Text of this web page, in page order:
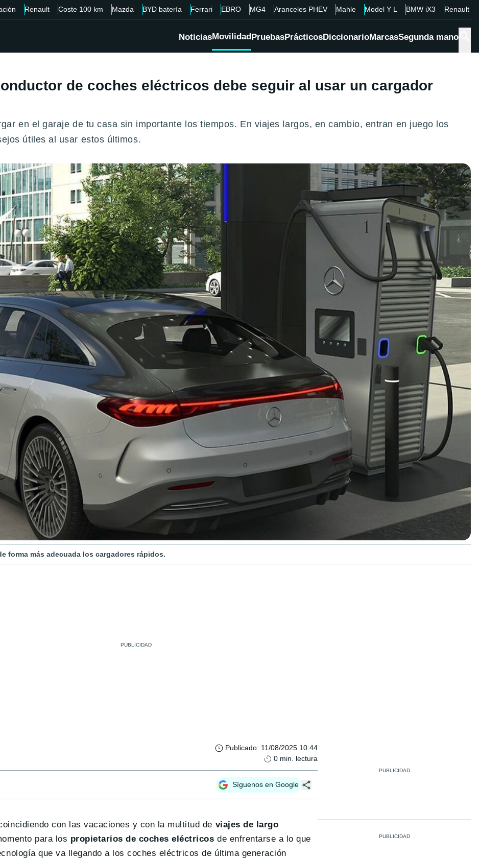
Renault Coste 100 km Mazda BYD batería Ferrari EBRO MG4 Aranceles PHEV Mahle Model Y L BMW iX3 Renault
NoticiasMovilidadPruebasPrácticosDiccionarioMarcasSegunda mano
de coches eléctricos debe seguir al usar un cargador
en el garaje de tu casa sin importante los tiempos. En viajes largos, en cambio, entran en juego los
útiles al usar estos últimos.
forma más adecuada los cargadores rápidos.
Publicado: 11/08/2025 10:44
0 min. lectura
Síguenos en Google
con las vacaciones y con la multitud de viajes de largo
para los propietarios de coches eléctricos de enfrentarse a lo que
que va llegando a los coches eléctricos de última generación